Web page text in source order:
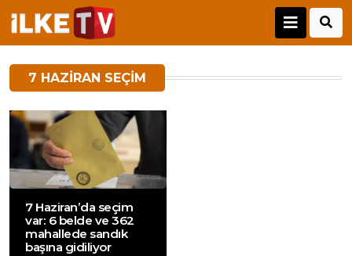
7 HAZIRAN SEÇIM
7 Haziran’da seçim
var: 6 belde ve 362
mahallede sandık
başına gidiliyor